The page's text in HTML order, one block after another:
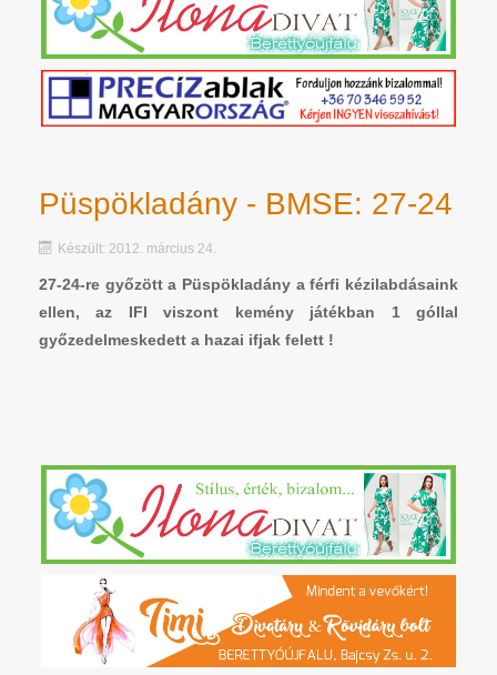
Püspökladány - BMSE: 27-24
Készült: 2012. március 24.
27-24-re győzött a Püspökladány a férfi kézilabdásaink
ellen, az IFI viszont kemény játékban 1 góllal
győzedelmeskedett a hazai ifjak felett !